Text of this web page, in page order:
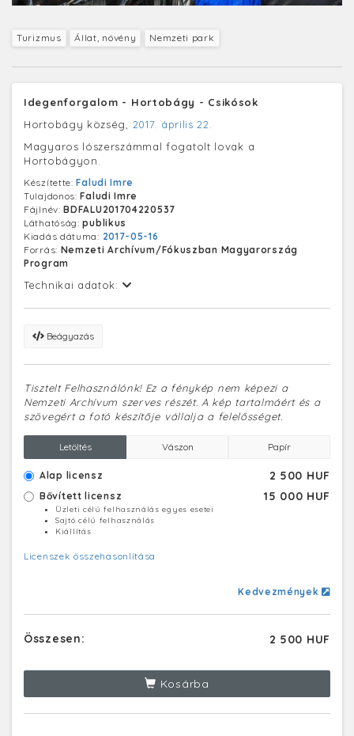
Turizmus Állat, növény Nemzeti park
Idegenforgalom - Hortobágy - Csikósok
Hortobágy község, 2017. április 22.
Magyaros lószerszámmal fogatolt lovak a
Hortobágyon.
Készítette:Faludi Imre
Tulajdonos:Faludi Imre
Fájlnév:BDFALU201704220537
Láthatóság:publikus
Kiadás dátuma: 2017-05-16
Forrás: Nemzeti Archívum/Fókuszban Magyarország
Program
Technikai adatok:
Beágyazás
Tisztelt Felhasználónk! Ez a fénykép nem képezi a
Nemzeti Archívum szerves részét. A kép tartalmáért és a
szövegért a fotó készítője vállalja a felelősséget.
Letöltés Vászon Papír
Alap licensz 2 500 HUF
Bővített licensz 15 000 HUF
Üzleti célú felhasználás egyes esetei
Sajtó célú felhasználás
Kiállítás
Licenszek összehasonlítása
Kedvezmények
Összesen: 2 500 HUF
Kosárba